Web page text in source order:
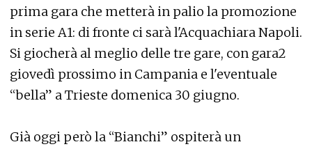
prima gara che metterà in palio la promozione
in serie A1: di fronte ci sarà l'Acquachiara Napoli.
Si giocherà al meglio delle tre gare, con gara2
giovedì prossimo in Campania e l'eventuale
“bella” a Trieste domenica 30 giugno.
Già oggi però la “Bianchi” ospiterà un